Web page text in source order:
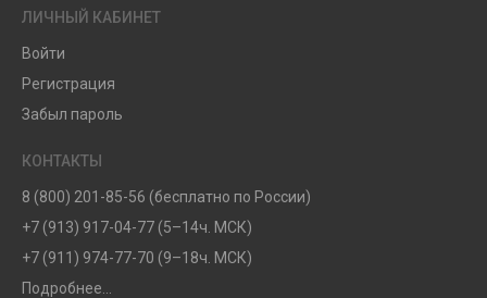
ЛИЧНЫЙ КАБИНЕТ
Войти
Регистрация
Забыл пароль
КОНТАКТЫ
8 (800) 201-85-56 (бесплатно по России)
+7 (913) 917-04-77 (5–14ч. МСК)
+7 (911) 974-77-70 (9–18ч. МСК)
Подробнее...